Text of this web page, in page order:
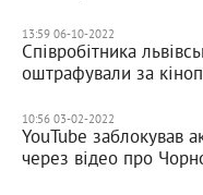
13:59 06-10-2022
Співробітника
оштрафували за
10:56 03-02-2022
YouTube заблокував
через відео про